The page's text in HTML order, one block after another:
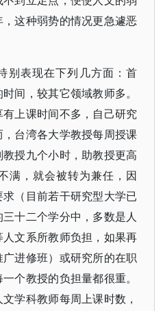
这种弱势的情况更急遽恶
别表现在下列几方面：首
间，较其它领域教师多。
上课时间不多，自己研究
台湾各大学教授每周授课
授九个小时，助教授更高
满，就会被转为兼任，因
（目前若干研究型大学已
十二个学分中，多数是人
文系所教师负担，如果再
进修班）或研究所的在职
个教授的负担量都很重。
学科教师每周上课时数，